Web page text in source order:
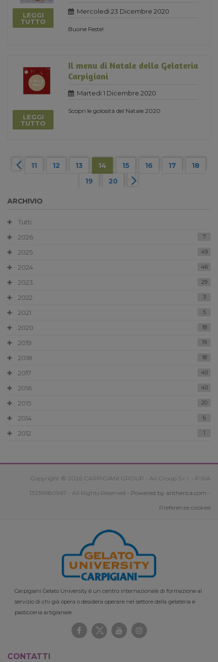
LEGGI
TUTTO
Mercoledi 23 Dicembre 2020
Buone Feste!
LEGGI
TUTTO
Il menu di Natale della Gelateria
Carpigiani
Martedi 1 Dicembre 2020
Scopri le golosità del Natale 2020
11 12 13 14 15 16 17
18
19
20
ARCHIVIO
Tutti
2026
7
2025 49
2024 46
2023 29
2022 3
2021 5
2020 18
2019 19
2018 18
2017 40
2016 40
2015 20
2014 6
2012 1
Copyright © 2026 CARPIGIANI GROUP - Ali Group S.r.l. - P.IVA
13239980967 - All Rights Reserved - Powered by antherica.com -
Preferenze cookies
Carpigiani Gelato University è un centro internazionale di formazione al
servizio di chi già opera o desidera operare nel settore della gelateria e
pasticceria artigianale.
CONTATTI